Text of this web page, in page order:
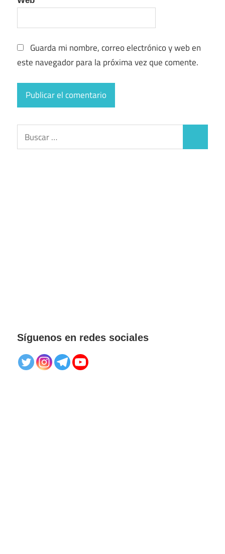
Guarda mi nombre, correo electrónico y web en
este navegador para la próxima vez que comente.
Buscar:
Síguenos en redes sociales